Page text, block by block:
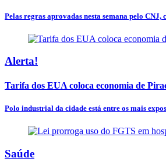
Pelas regras aprovadas nesta semana pelo
Alerta!
Tarifa dos EUA coloca economia de
Polo industrial da cidade está entre os mais
Saúde